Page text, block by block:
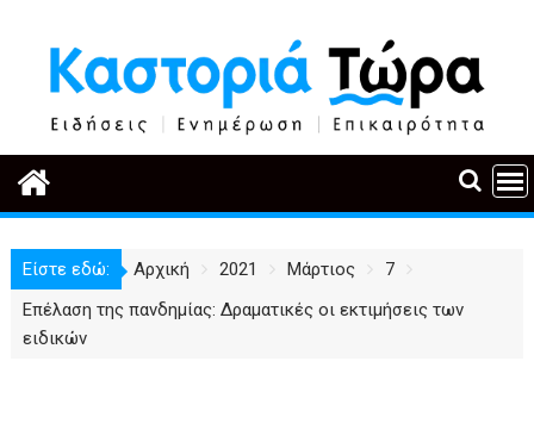
περιεχόμενο
Είστε εδώ: Αρχική 2021 Μάρτιος
7
Επέλαση της πανδημίας: Δραματικές οι εκτιμήσεις των
ειδικών